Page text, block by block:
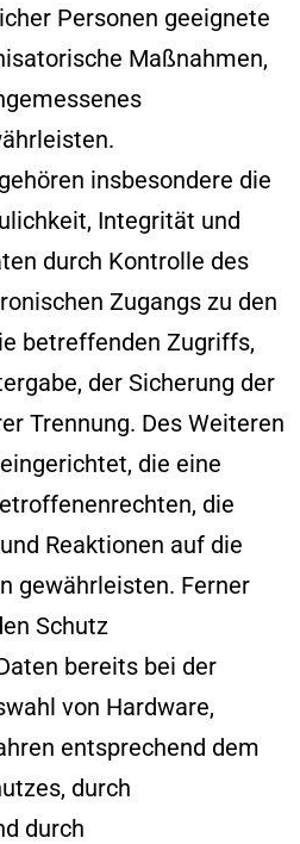
Personen geeignete
Maßnahmen,
insbesondere die
Integrität und
durch Kontrolle des
Zugangs zu den
betreffenden Zugriffs,
der Sicherung der
Trennung. Des Weiteren
die eine
die
Reaktionen auf die
gewährleisten. Ferner
Schutz
bereits bei der
von Hardware,
entsprechend dem
durch
durch